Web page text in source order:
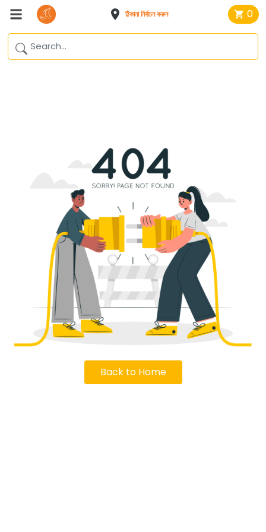
ঠিকানা নির্বাচন করুন 0
Back to Home